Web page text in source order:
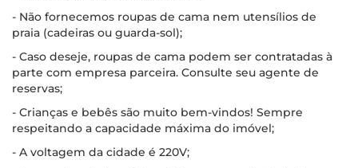
- Não fornecemos roupas de cama nem utensílios de
praia (cadeiras ou guarda-sol);
- Caso deseje, roupas de cama podem ser contratadas à
parte com empresa parceira. Consulte seu agente de
reservas;
- Crianças e bebês são muito bem-vindos! Sempre
respeitando a capacidade máxima do imóvel;
- A voltagem da cidade é 220V;